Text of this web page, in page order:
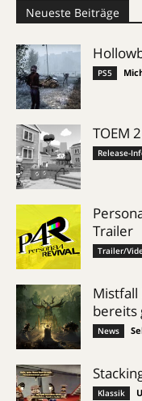
Neueste Beiträge
PS5
TOEM
Release-
Trailer
Trailer/
bereits
News
Klassik